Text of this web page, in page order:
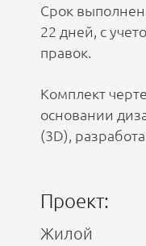
Срок
22 дней, с
правок.
Комплект
основании
(3D),
Проект:
Жилой